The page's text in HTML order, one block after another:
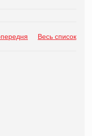
Весь список